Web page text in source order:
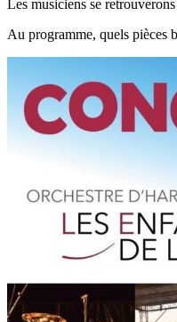
Les musiciens se
Au programme, quels pièces